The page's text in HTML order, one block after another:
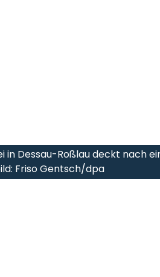
in Dessau-Roßlau deckt nach
Friso Gentsch/dpa